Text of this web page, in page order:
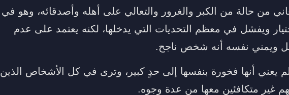
من حالة من الكبر والغرور والتعالي على أهله وأصدقائه، وهو في
ويفشل في معظم التحديات التي يدخلها، لكنه يعتمد على عدم
ويمني نفسه أنه شخص ناجح.
يعني أنها فخورة بنفسها إلى حدٍ كبير، وترى في كل الأشخاص الذين
غير متكافئين معها من عدة وجوه.